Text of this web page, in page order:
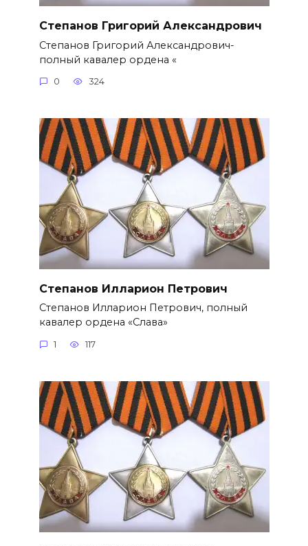
Степанов Григорий Александро­вич
Степанов Григорий Александро­вич-
полный кавалер ордена «
0 324
Степанов Илларион Петрович
Степанов Илларион Петрович, полный
кавалер ордена «Слава»
1 117